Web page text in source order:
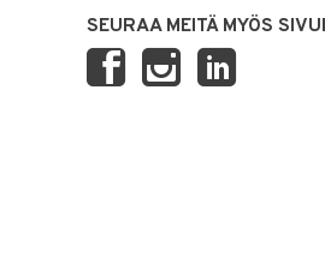
SEURAA MEITÄ MYÖS